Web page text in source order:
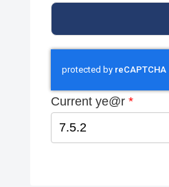
Current ye@r *